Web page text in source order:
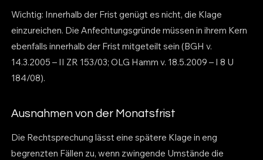
Wichtig: Innerhalb der Frist genügt es nicht, die Klage
einzureichen. Die Anfechtungsgründe müssen in ihrem Kern
ebenfalls innerhalb der Frist mitgeteilt sein (BGH v.
14.3.2005 – II ZR 153/03; OLG Hamm v. 18.5.2009 – I 8 U
184/08).
Ausnahmen von der Monatsfrist
Die Rechtsprechung lässt eine spätere Klage in eng
begrenzten Fällen zu, wenn zwingende Umstände die